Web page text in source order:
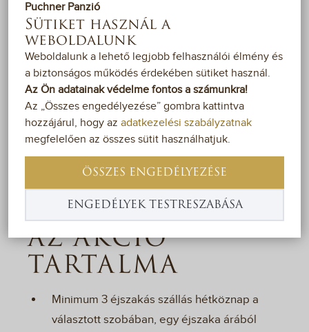
Puchner Panzió
Sütiket használ a
weboldalunk
Weboldalunk a lehető legjobb felhasználói élmény és
a biztonságos működés érdekében sütiket használ.
Az Ön adatainak védelme fontos a számunkra!
Az „Összes engedélyezése” gombra kattintva
hozzájárul, hogy az adatkezelési szabályzatnak
megfelelően az összes sütit használhatjuk.
ÖSSZES ENGEDÉLYEZÉSE
ENGEDÉLYEK TESTRESZABÁSA
VENDÉGKÖNYV
TÉRKÉP
PÁLYÁZAT
2022. AUGUSZTUS 28. -
Foglaljon szállást az őszi hétköznapokra és
töltődjön fel különleges környezetben! A pihenés
mellett számtalan programlehetőséget is
kínálunk négycsillagos szállodánkban. Most
minél tovább marad nálunk, annál
kedvezményesebb áron pihenhet!
AZ AKCIÓ
TARTALMA
Minimum 3 éjszakás szállás hétköznap a
választott szobában, egy éjszaka árából